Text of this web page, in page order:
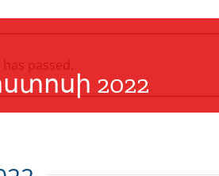
passed.
2022